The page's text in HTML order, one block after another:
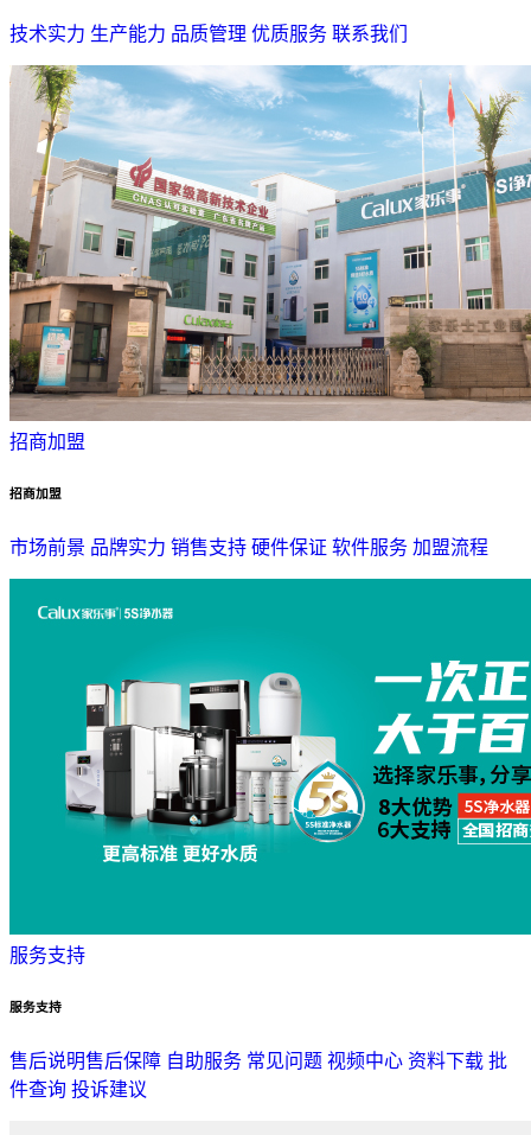
技术实力 生产能力 品质管理 优质服务 联系我们
招商加盟
招商加盟
市场前景 品牌实力 销售支持 硬件保证 软件服务 加盟流程
服务支持
服务支持
售后说明售后保障 自助服务 常见问题 视频中心 资料下载 批
件查询 投诉建议